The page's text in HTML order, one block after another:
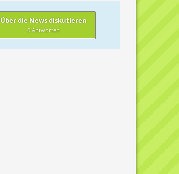
Über die News diskutieren
0 Antworten